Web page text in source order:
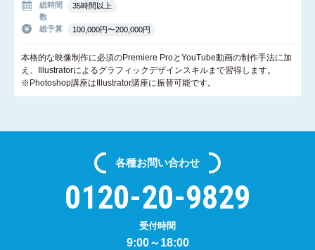
総時間
数
35時間以上
総予算 100,000円〜200,000円
本格的な映像制作に必須のPremiere ProとYouTube動画の制作手法に加
え、Illustratorによるグラフィックデザインスキルまで習得します。
※Photoshop講座はIllustrator講座に振替可能です。
各種お問い合わせ
0120-20-9829
受付時間
9:00～18:00